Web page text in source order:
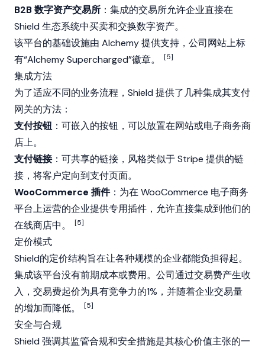
B2B 数字资产交易所 ：集成的交易所允许企业直接在
Shield 生态系统中买卖和交换数字资产。
该平台的基础设施由 Alchemy提供支持，公司网站上标
有“AlchemySupercharged”徽章。 [5]
集成方法
为了适应不同的业务流程，Shield 提供了几种集成其支付
网关的方法：
支付按钮 ：可嵌入的按钮，可以放置在网站或电子商务商
店上。
支付链接：可共享的链接，风格类似于 Stripe 提供的链
接，将客户定向到支付页面。
WooCommerce 插件：为在 WooCommerce 电子商务
平台上运营的企业提供专用插件，允许直接集成到他们的
在线商店中。
[5]
定价模式
Shield的定价结构旨在让各种规模的企业都能负担得起。
集成该平台没有前期成本或费用。公司通过交易费产生收
入，交易费起价为具有竞争力的1%，并随着企业交易量
的增加而降低。
[5]
安全与合规
Shield 强调其监管合规和安全措施是其核心价值主张的一